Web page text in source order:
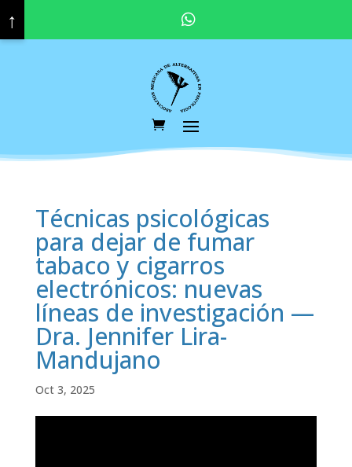
Técnicas psicológicas
para dejar de fumar
tabaco y cigarros
electrónicos: nuevas
líneas de investigación —
Dra. Jennifer Lira-
Mandujano
Oct 3, 2025
↑